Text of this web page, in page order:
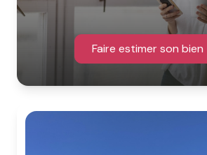
Faire estimer son bien